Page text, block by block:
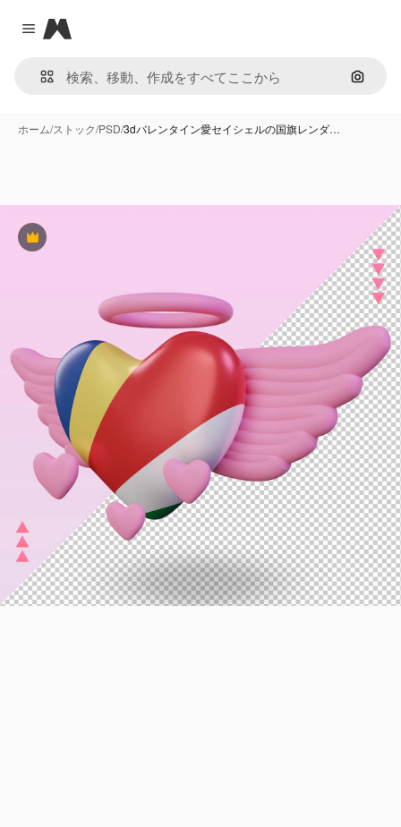
Close menu
Magnific
画像で
ホーム/ストック/PSD/3dバレンタイン愛セイシェルの国旗レンダ…
Premium